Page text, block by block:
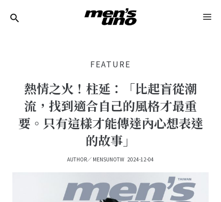
FEATURE
熱情之火！柱延：「比起盲從潮
流，找到適合自己的風格才最重
要。只有這樣才能傳達內心想表達
的故事」
AUTHOR／ MENSUNOTW 2024-12-04
Navigation